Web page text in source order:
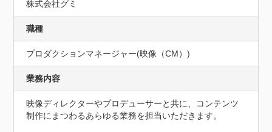
株式会社グミ
職種
プロダクションマネージャー(映像（CM）)
業務内容
映像ディレクターやプロデューサーと共に、コンテンツ
制作にまつわるあらゆる業務を担当いただきます。